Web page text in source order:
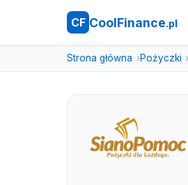
CF CoolFinance.pl
Strona główna Pożyczki